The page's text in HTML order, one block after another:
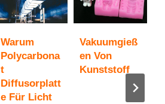
Warum
Polycarbona
T
Diffusorplatt
E Für Licht
Vakuumgieß
En Von
Kunststoff